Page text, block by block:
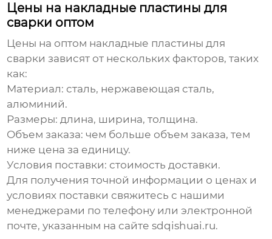
Цены на накладные пластины для
сварки оптом
Цены на оптом накладные пластины для
сварки зависят от нескольких факторов, таких
как:
Материал: сталь, нержавеющая сталь,
алюминий.
Размеры: длина, ширина, толщина.
Объем заказа: чем больше объем заказа, тем
ниже цена за единицу.
Условия поставки: стоимость доставки.
Для получения точной информации о ценах и
условиях поставки свяжитесь с нашими
менеджерами по телефону или электронной
почте, указанным на сайтеsdqishuai.ru.